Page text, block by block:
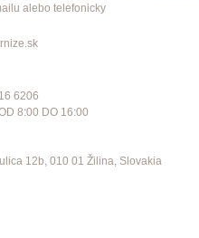
alebo telefonicky
6206
8:00 DO 16:00
12b, 010 01 Žilina, Slovakia